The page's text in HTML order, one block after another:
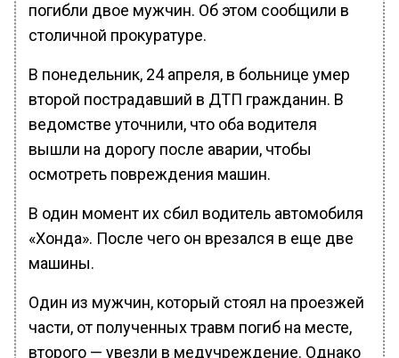
погибли двое мужчин. Об этом сообщили в
столичной прокуратуре.
В понедельник, 24 апреля, в больнице умер
второй пострадавший в ДТП гражданин. В
ведомстве уточнили, что оба водителя
вышли на дорогу после аварии, чтобы
осмотреть повреждения машин.
В один момент их сбил водитель автомобиля
«Хонда». После чего он врезался в еще две
машины.
Один из мужчин, который стоял на проезжей
части, от полученных травм погиб на месте,
второго — увезли в медучреждение. Однако